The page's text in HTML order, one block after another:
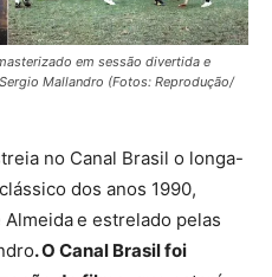
em sessão divertida e
Mallandro (Fotos: Reprodução/
no Canal Brasil o longa-
clássico dos anos 1990,
e estrelado pelas
. O Canal Brasil foi